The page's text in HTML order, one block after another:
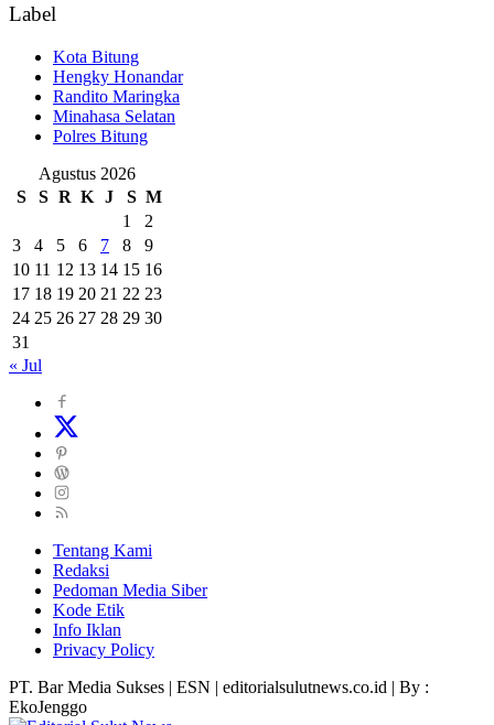
Label
Kota Bitung
Hengky Honandar
Randito Maringka
Minahasa Selatan
Polres Bitung
Agustus 2026
S
S R K J S M
1
2
3
4 5 6 7 8
9
10 11 12 13 14 15 16
17 18 19 20 21 22 23
24 25 26 27 28 29 30
31
« Jul
Tentang Kami
Redaksi
Pedoman Media Siber
Kode Etik
Info Iklan
Privacy Policy
PT. Bar Media Sukses | ESN | editorialsulutnews.co.id | By :
EkoJenggo